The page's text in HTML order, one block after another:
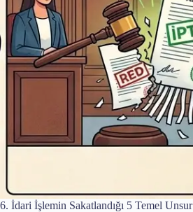
6. İdari İşlemin Sakatlandığı 5 Temel Unsur